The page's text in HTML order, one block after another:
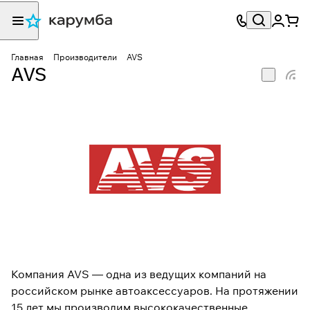
Главная Производители AVS
AVS
Компания AVS — одна из ведущих компаний на
российском рынке автоаксессуаров. На протяжении
15 лет мы производим высококачественные